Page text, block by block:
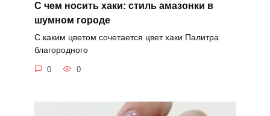
С чем носить хаки: стиль амазонки в
шумном городе
С каким цветом сочетается цвет хаки Палитра
благородного
0 0